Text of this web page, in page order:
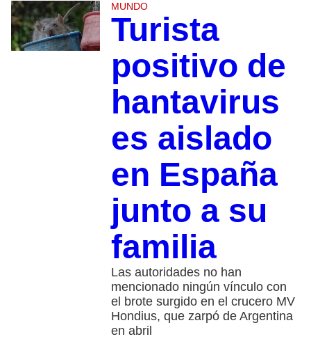
MUNDO
Turista
positivo de
hantavirus
es aislado
en España
junto a su
familia
Las autoridades no han
mencionado ningún vínculo con
el brote surgido en el crucero MV
Hondius, que zarpó de Argentina
en abril